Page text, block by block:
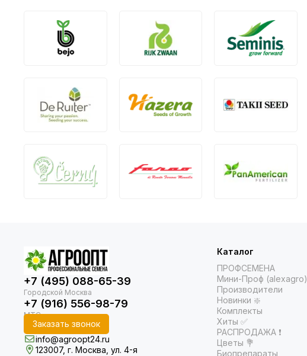
+7 (495) 088-65-39
+7 (916) 556-98-79
Заказать звонок
info@agroopt24.ru
123007, г. Москва, ул. 4-я
Каталог
ПРОФСЕМЕНА
Мини-Проф (alexagro)
Производители
Новинки ❇️
Комплекты
Хиты ✅
РАСПРОДАЖА ❗️
Цветы 💐
Биопрепараты